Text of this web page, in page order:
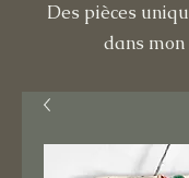
Des pièces
dans